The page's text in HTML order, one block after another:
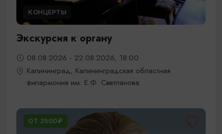
КОНЦЕРТЫ
Экскурсия к органу
08.08.2026 - 22.08.2026, 18:00
Калининград, Калининградская областная
филармония им. Е.Ф. Светланова
ОТ 2500₽